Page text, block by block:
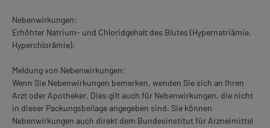
Nebenwirkungen:
Erhöhter Natrium- und Chloridgehalt des Blutes (Hypernatriämie,
Hyperchlorämie).
Meldung von Nebenwirkungen:
Wenn Sie Nebenwirkungen bemerken, wenden Sie sich an Ihren
Arzt oder Apotheker. Dies gilt auch für Nebenwirkungen, die nicht
in dieser Packungsbeilage angegeben sind. Sie können
Nebenwirkungen auch direkt dem Bundesinstitut für Arzneimittel